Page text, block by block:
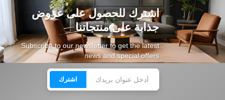
اشترك للحصول على عروض
جذابة على منتجاتنا
Subscribe to our newsletter to get the latest
news and special offers
اشترك